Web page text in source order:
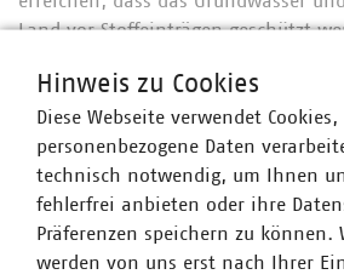
Land vor Stoffeinträgen geschützt
ausreichender Menge zur Verfügung
durch Hochwasser und Sturmfluten
vermieden werden. Wir sind das
Bundesland Deutschlands und mit
Übernachtungen jährlich
Deutschen. Darauf sind wir stolz und
damit eine große Verantwortung
Hinweis zu Cookies
Diese Webseite verwendet Cookies,
personenbezogene Daten
technisch notwendig, um Ihnen
fehlerfrei anbieten oder ihre
Präferenzen speichern zu können.
werden von uns erst nach Ihrer